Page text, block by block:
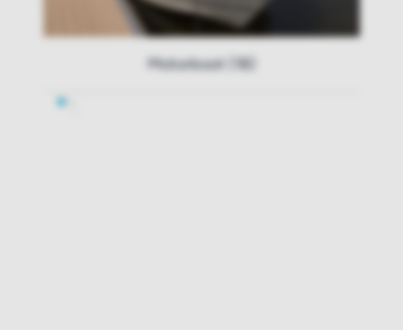
Motorboot (18)